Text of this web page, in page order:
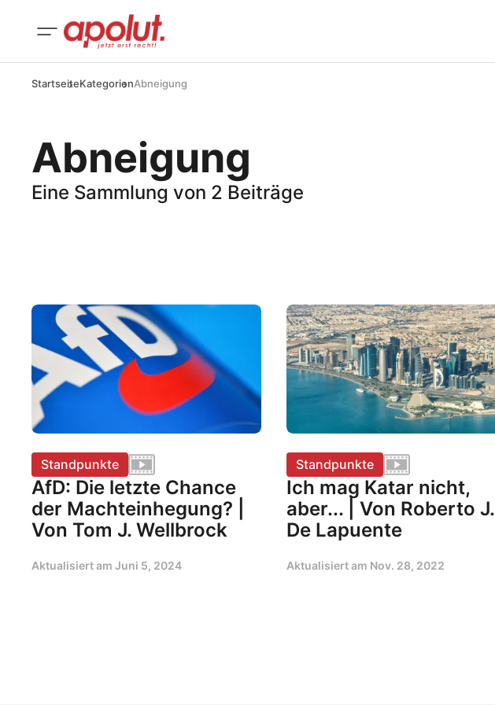
StartseiteKategorienAbneigung
Abneigung
Eine Sammlung von 2 Beiträge
Standpunkte
AfD: Die letzte Chance
der Machteinhegung? |
Von Tom J. Wellbrock
Aktualisiert am Juni 5, 2024
Standpunkte
Ich mag Katar nicht,
aber... | Von Roberto J.
De Lapuente
Aktualisiert am Nov. 28, 2022